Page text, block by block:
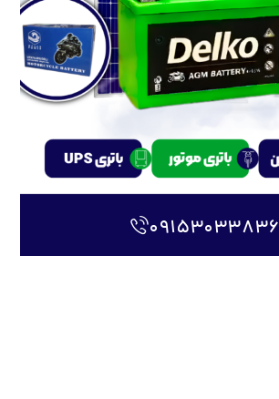
۰۹۱۵۳۰۳۳۸۳۶